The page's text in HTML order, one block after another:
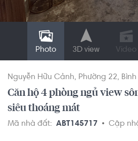
Photo 3D view Video
Nguyễn Hữu Cảnh Phường 22
Căn hộ 4 phòng ngủ view
siêu thoáng mát
Mã nhà đất: ABT145717 Cập